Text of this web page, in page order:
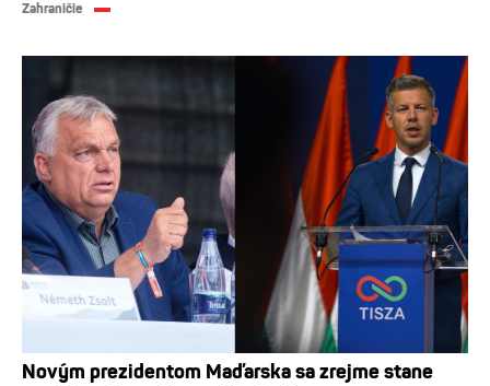
Zahraničie
Novým prezidentom Maďarska sa zrejme stane